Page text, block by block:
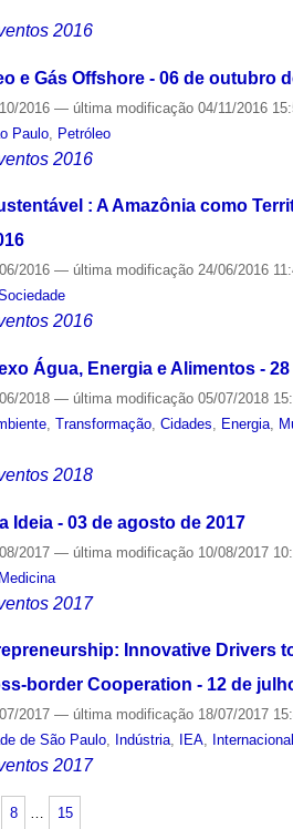
2016
e Gás Offshore - 06 de outubro
2016— última modificação 04/11/2016
Paulo Petróleo
2016
: A Amazônia como
2016— última modificação 24/06/2016
2016
Água, Energia e Alimentos -
2018— última modificação 05/07/2018
,Transformação ,Cidades Energia
2018
Ideia - 03 de agosto de 2017
2017— última modificação 10/08/2017
2017
Innovative Drivers
border Cooperation - 12 de
2017— última modificação 18/07/2017
de São Paulo, Indústria, IEA,
2017
8 15